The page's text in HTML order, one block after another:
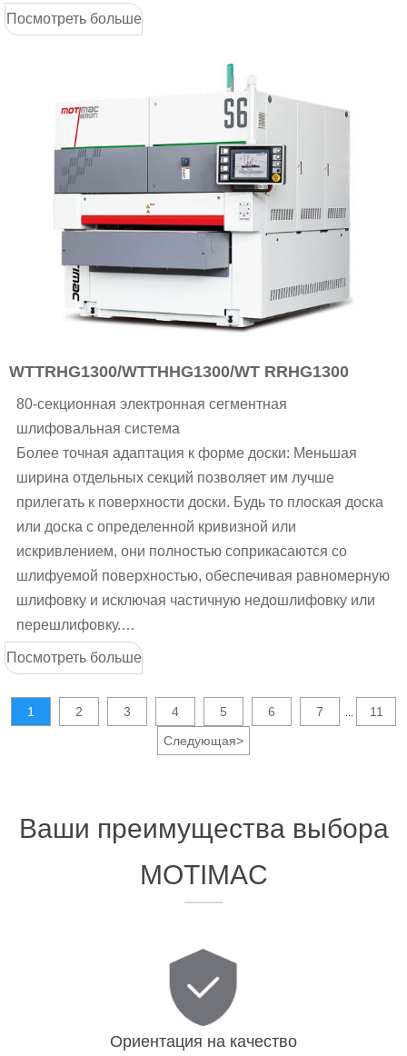
Односекционная ширина 16 мм эффективно
уменьшает зазор между соседними секциями, делая
возможность появления слепых зон в процессе
шлифовки, и выполняет комплексную и полную
шлифовку доски.
Посмотреть больше
WTTRHG1300/WTTHHG1300/WT RRHG1300
80-секционная электронная сегментная
шлифовальная система
Более точная адаптация к форме доски: Меньшая
ширина отдельных секций позволяет им лучше
прилегать к поверхности доски. Будь то плоская доска
или доска с определенной кривизной или
искривлением, они полностью соприкасаются со
шлифуемой поверхностью, обеспечивая равномерную
шлифовку и исключая частичную недошлифовку или
перешлифовку.
Уменьшение слепой зоны шлифования: Ширина
одной секции 16 мм эффективно уменьшает зазор
между соседними секциями, делая зону шлифовки
более целостной, уменьшая возможность появления
слепых зон в процессе шлифовки, и выполняя
Посмотреть больше
1 2 3 4 5 6 7 ...
11
Следующая>
Ваши преимущества выбора
MOTIMAC
Ориентация на качество